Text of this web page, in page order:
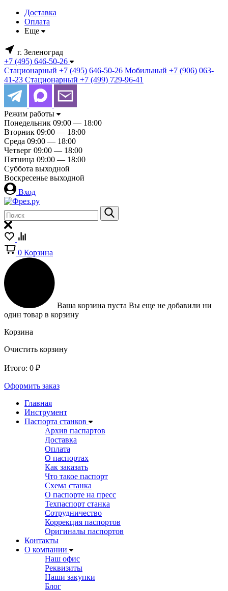
Доставка
Оплата
Еще
г. Зеленоград
+7 (495) 646-50-26
Стационарный +7 (495) 646-50-26 Мобильный +7 (906) 063-
41-23 Стационарный +7 (499) 729-96-41
Режим работы
Понедельник 09:00 — 18:00
Вторник 09:00 — 18:00
Среда 09:00 — 18:00
Четверг 09:00 — 18:00
Пятница 09:00 — 18:00
Суббота выходной
Воскресенье выходной
Вход
0 Корзина
Ваша корзина пуста Вы еще не добавили ни
один товар в корзину
Корзина
Очистить корзину
Итого: 0 ₽
Оформить заказ
Главная
Инструмент
Паспорта станков
Архив паспартов
Доставка
Оплата
О паспортах
Как заказать
Что такое паспорт
Схема станка
О паспорте на пресс
Техпаспорт станка
Сотрудничество
Коррекция паспортов
Оригиналы паспортов
Контакты
О компании
Наш офис
Реквизиты
Наши закупки
Блог